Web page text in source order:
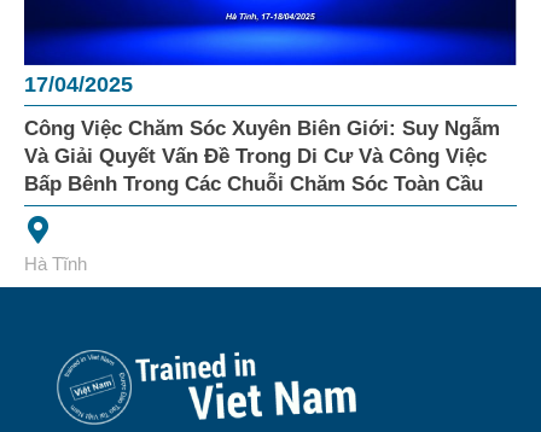
17/04/2025
Công Việc Chăm Sóc Xuyên Biên Giới: Suy Ngẫm
Và Giải Quyết Vấn Đề Trong Di Cư Và Công Việc
Bấp Bênh Trong Các Chuỗi Chăm Sóc Toàn Cầu
Hà Tĩnh